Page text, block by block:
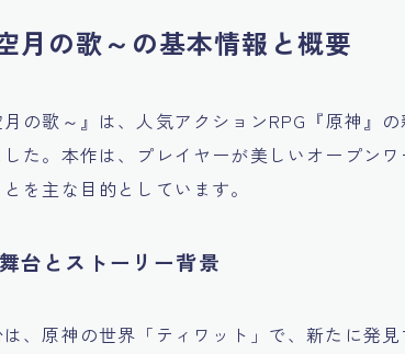
月の歌～の基本情報と概要
月の歌～』は、人気アクションRPG『原神』
した。本作は、プレイヤーが美しいオープン
を主な目的としています。
台とストーリー背景
、原神の世界「ティワット」で、新たに発